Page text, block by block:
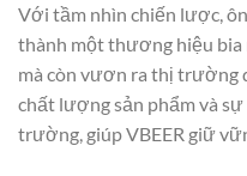
Với tầm nhìn chiến lược,
thành một thương hiệu bia
mà còn vươn ra thị trường
chất lượng sản phẩm và
trường, giúp VBEER giữ